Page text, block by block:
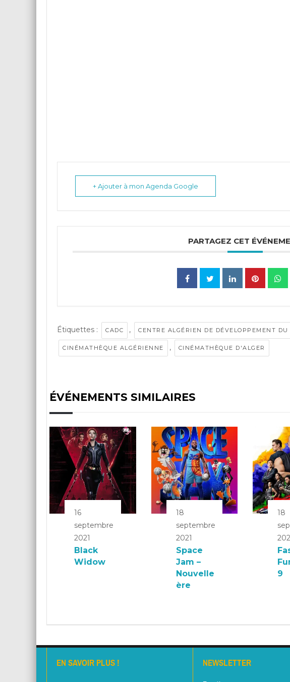
+ Ajouter à mon Agenda Google
PARTAGEZ CET
Étiquettes : CADC , CENTRE ALGÉRIEN DE DÉVELOPPEMENT DU
CINÉMATHÈQUE ALGÉRIENNE , CINÉMATHÈQUE D'ALGER
ÉVÉNEMENTS SIMILAIRES
16
septembre
2021
Black
Widow
18
septembre
2021
Space
Jam –
Nouvelle
ère
18
9
EN SAVOIR PLUS ! NEWSLETTER